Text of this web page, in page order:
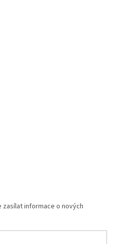
zasílat informace o nových